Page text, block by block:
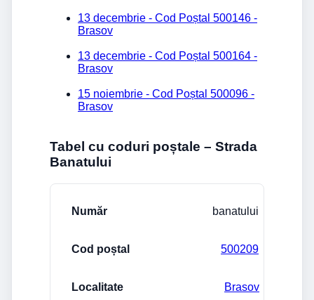
13 decembrie - Cod Poștal 500146 -
Brasov
13 decembrie - Cod Poștal 500164 -
Brasov
15 noiembrie - Cod Poștal 500096 -
Brasov
Tabel cu coduri poștale – Strada
Banatului
banatului
500209
Brasov